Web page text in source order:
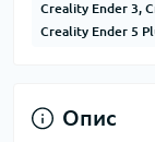
Creality Ender 3,
Creality Ender 5
Опис